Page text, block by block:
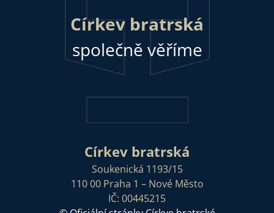
Církev bratrská
společně věříme
Církev bratrská
Soukenická 1193/15
110 00 Praha 1 – Nové Město
IČ: 00445215